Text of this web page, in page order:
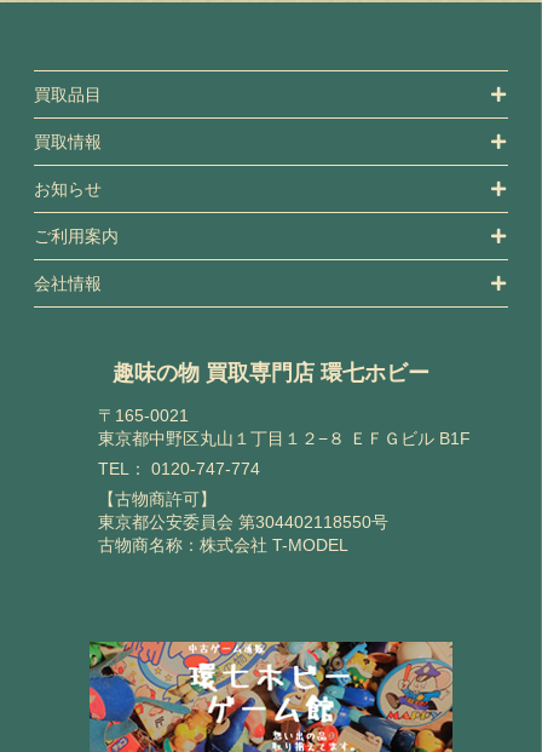
買取品目
買取情報
お知らせ
ご利用案内
会社情報
趣味の物 買取専門店 環七ホビー
〒165-0021
東京都中野区丸山１丁目１２−８ ＥＦＧビル B1F
TEL： 0120-747-774
【古物商許可】
東京都公安委員会 第304402118550号
古物商名称：株式会社 T-MODEL